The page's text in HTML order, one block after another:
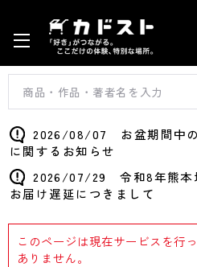
2026/08/07 お盆期間中の
に関するお知らせ
2026/07/29 令和8年熊本
お届け遅延につきまして
このページは現在サービスを行
ありません。